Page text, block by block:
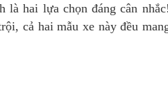
là hai lựa chọn đáng cân
cả hai mẫu xe này đều